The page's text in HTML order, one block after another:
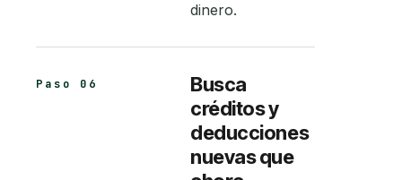
dinero.
Paso 06
Busca
créditos y
deducciones
nuevas que